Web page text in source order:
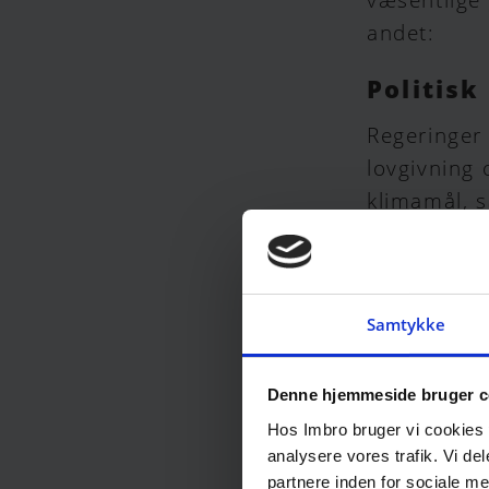
Samtykke
Denne hjemmeside bruger
Hos Imbro bruger vi
analysere vores trafik. Vi
partnere inden for sociale
andet:
Politisk
lovgivning
klimamål,
Det
stærk og
Der findes